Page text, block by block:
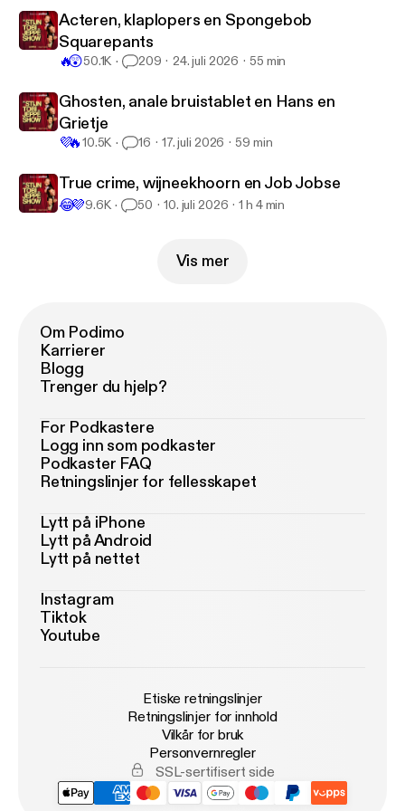
Acteren, klaplopers en Spongebob
Squarepants
🔥😲50.1K 209 24. juli 2026 55 min
Ghosten, anale bruistablet en Hans en
Grietje
💜🔥10.5K 16 17. juli 2026 59 min
True crime, wijneekhoorn en Job Jobse
😂💜9.6K 50 10. juli 2026 1 h 4 min
Vis mer
Om Podimo
Karrierer
Blogg
Trenger du hjelp?
For Podkastere
Logg inn som podkaster
Podkaster FAQ
Retningslinjer for fellesskapet
Lytt på iPhone
Lytt på Android
Lytt på nettet
Instagram
Tiktok
Youtube
Etiske retningslinjer
Retningslinjer for innhold
Vilkår for bruk
Personvernregler
SSL-sertifisert side